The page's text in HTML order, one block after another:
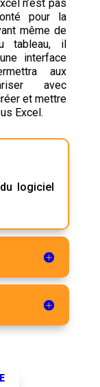
n’est pas
pour la
même de
tableau, il
interface
aux
avec
et mettre
Excel.
logiciel